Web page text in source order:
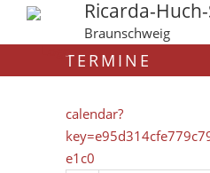
Ricarda-
Braunschweig
TERMINE
calendar?
e1c0